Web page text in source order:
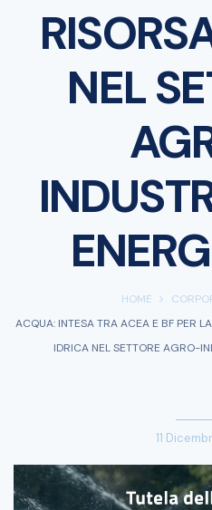
NEL
HOME
ACQUA: INTESA TRA ACEA E BF PER
IDRICA NEL SETTORE AGRO-
11